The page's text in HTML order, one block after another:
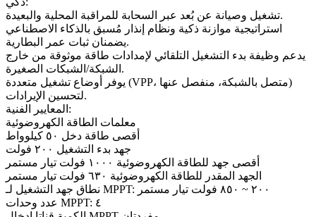
تشغيل وصيانة عن بُعد عبر السحابة للمراقبة المحلية والبعيدة.
استراتيجية موازنة ذكية ونظام إنذار مُسبق بالذكاء الاصطناعي
يضمنان ثبات عمر البطارية.
يدعم وظيفة بدء التشغيل التلقائي لإمدادات طاقة موثوقة من خارج
الشبكة/الشبكات الصغيرة.
يوفر أوضاع تشغيل متعددة (VPP، متصل بالشبكة، منفصل عنها)
لتحسين الإيرادات.
المعايير الفنية:
معلمات الطاقة الكهروضوئية
أقصى طاقة دخل ٥٠ كيلوواط
جهد بدء التشغيل ٢٠٠ فولت
أقصى جهد للطاقة الكهروضوئية ١٠٠٠ فولت تيار مستمر
الجهد المقدر للطاقة الكهروضوئية ٦٣٠ فولت تيار مستمر
نطاق جهد التشغيل لـ MPPT: ٢٠٠ ~ ٨٥٠ فولت تيار مستمر
عدد وحدات MPPT: ٤